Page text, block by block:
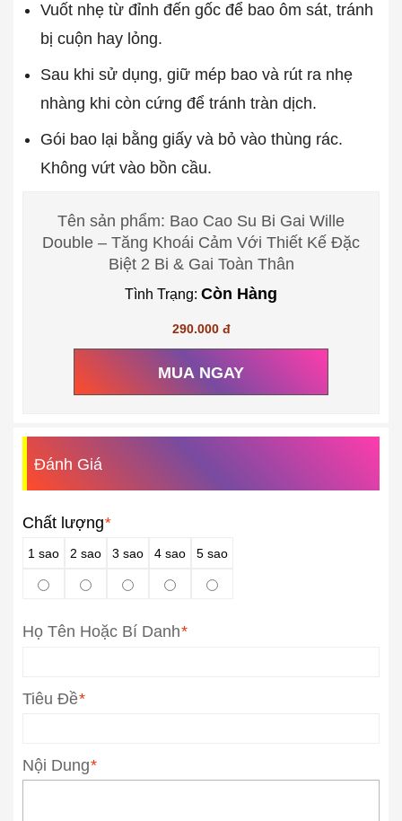
Vuốt nhẹ từ đỉnh đến gốc để bao ôm sát, tránh
bị cuộn hay lỏng.
Sau khi sử dụng, giữ mép bao và rút ra nhẹ
nhàng khi còn cứng để tránh tràn dịch.
Gói bao lại bằng giấy và bỏ vào thùng rác.
Không vứt vào bồn cầu.
Tên sản phẩm: Bao Cao Su Bi Gai Wille
Double – Tăng Khoái Cảm Với Thiết Kế Đặc
Biệt 2 Bi & Gai Toàn Thân
Tình Trạng: Còn Hàng
290.000 đ
MUA NGAY
Đánh Giá
Chất lượng*
1 sao 2 sao 3 sao 4 sao 5 sao
*
Họ Tên Hoặc Bí Danh
*
Tiêu Đề
*
Nội Dung